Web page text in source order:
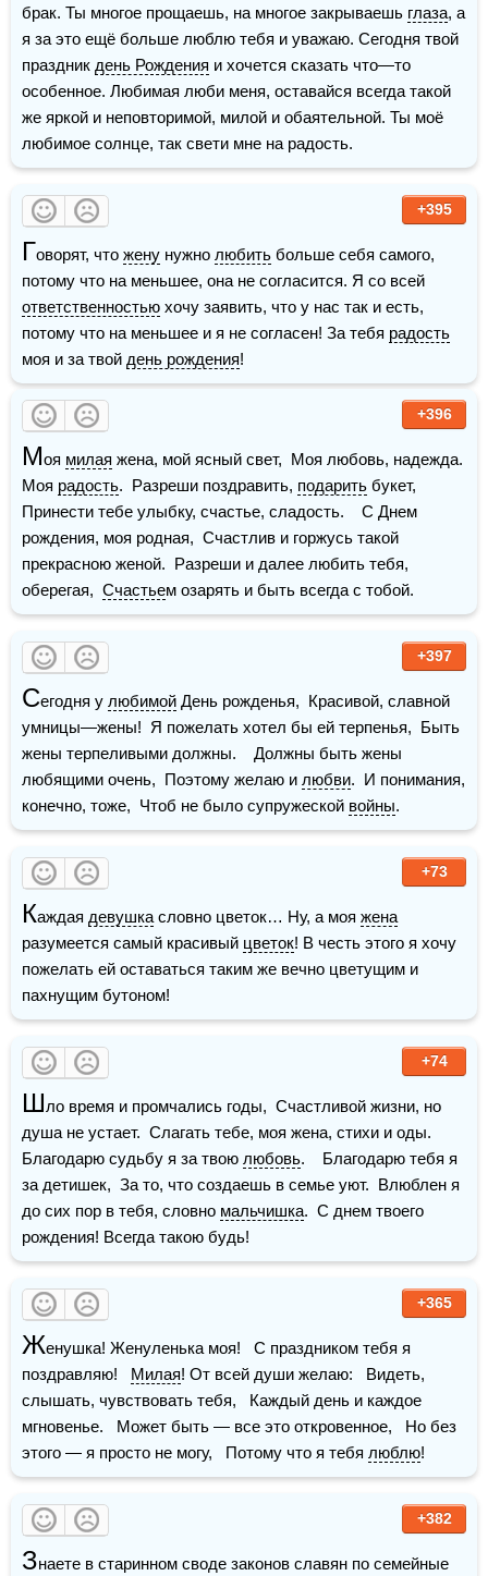
брак. Ты многое прощаешь, на многое закрываешь глаза, а
я за это ещё больше люблю тебя и уважаю. Сегодня твой
праздник день Рождения и хочется сказать что—то
особенное. Любимая люби меня, оставайся всегда такой
же яркой и неповторимой, милой и обаятельной. Ты моё
любимое солнце, так свети мне на радость.
+395
Говорят, что жену нужно любить больше себя самого,
ответственностью хочу заявить, что у нас так и есть,
потому что на меньшее и я не согласен! За тебя радость
моя и за твой день рождения!
+396
Моя милая жена, мой ясный свет,  Моя любовь, надежда.
Моя радость.  Разреши поздравить, подарить букет,
Принести тебе улыбку, счастье, сладость.    С Днем
рождения, моя родная,  Счастлив и горжусь такой
прекрасною женой.  Разреши и далее любить тебя,
оберегая, Счастьем озарять и быть всегда с тобой.
+397
Сегодня у любимой День рожденья,  Красивой, славной
умницы—жены!  Я пожелать хотел бы ей терпенья,  Быть
жены терпеливыми должны.    Должны быть жены
любящими очень,  Поэтому желаю и любви.  И понимания,
конечно, тоже,  Чтоб не было супружеской войны.
+73
Каждая девушка словно цветок… Ну, а моя жена
разумеется самый красивый цветок! В честь этого я хочу
пожелать ей оставаться таким же вечно цветущим и
пахнущим бутоном!
+74
Шло время и промчались годы,  Счастливой жизни, но
душа не устает.  Слагать тебе, моя жена, стихи и оды.
Благодарю судьбу я за твою любовь.    Благодарю тебя я
за детишек,  За то, что создаешь в семье уют.  Влюблен я
до сих пор в тебя, словно мальчишка.  С днем твоего
рождения! Всегда такою будь!
+365
Женушка! Женуленька моя!   С праздником тебя я
поздравляю! Милая! От всей души желаю:   Видеть,
слышать, чувствовать тебя,   Каждый день и каждое
мгновенье.   Может быть — все это откровенное,   Но без
этого — я просто не могу,   Потому что я тебя люблю!
+382
З